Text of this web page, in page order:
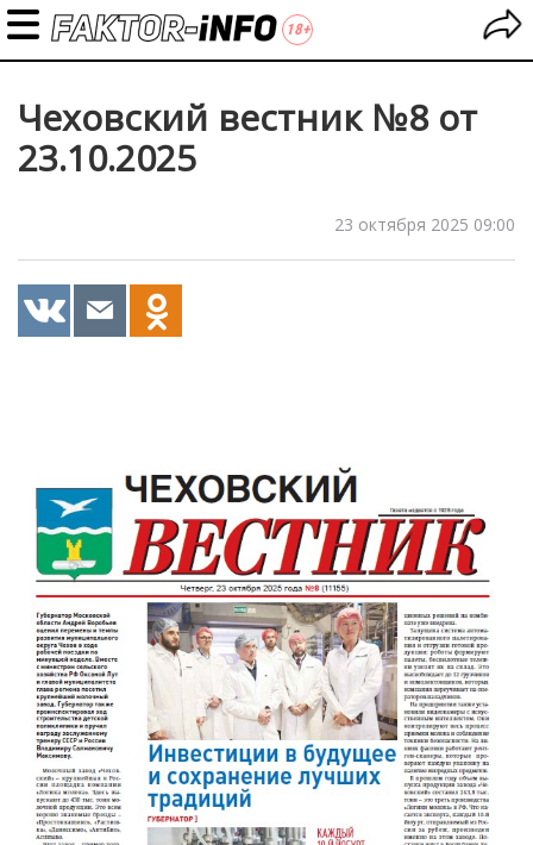
Чеховский вестник №8 от
23.10.2025
23 октября 2025 09:00